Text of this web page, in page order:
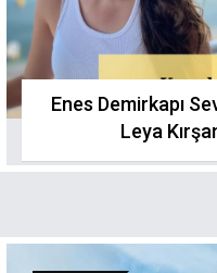
Enes Demirkapı
Leya